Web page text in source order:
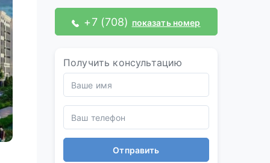
+7 (708) показать номер
Получить консультацию
Отправить